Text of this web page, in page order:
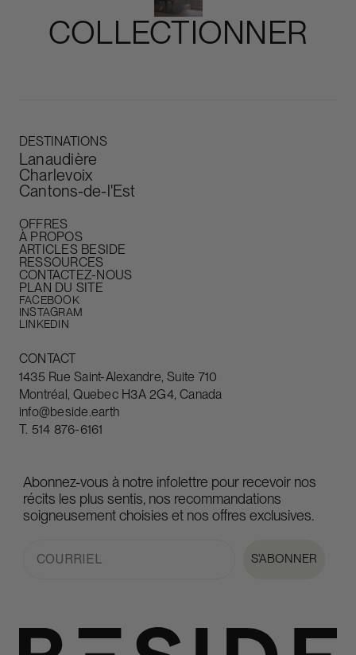
Slide 3 of 5.
COLLECTIONNER
DESTINATIONS
Lanaudière
Charlevoix
Cantons-de-l'Est
OFFRES
À PROPOS
ARTICLES BESIDE
RESSOURCES
CONTACTEZ-NOUS
PLAN DU SITE
FACEBOOK
INSTAGRAM
LINKEDIN
CONTACT
1435 Rue Saint-Alexandre, Suite 710
Montréal, Quebec H3A 2G4, Canada
info@beside.earth
T. 514 876-6161
Abonnez-vous à notre infolettre pour recevoir nos
récits les plus sentis, nos recommandations
soigneusement choisies et nos offres exclusives.
S'ABONNER